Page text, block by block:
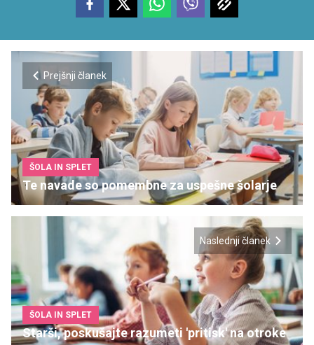
Prejšnji članek
ŠOLA IN SPLET
Te navade so pomembne za uspešne šolarje
Naslednji članek
ŠOLA IN SPLET
Starši, poskušajte razumeti 'pritisk' na otroke